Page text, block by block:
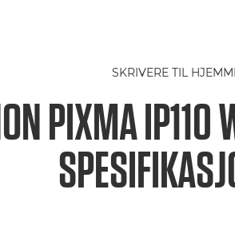
SKRIVERE TIL
PIXMA IP110